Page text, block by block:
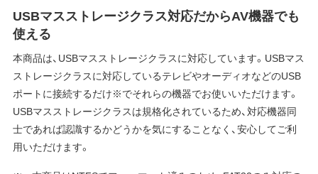
USBマスストレージクラス対応だからAV機器でも
使える
本商品は、USBマスストレージクラスに対応しています。USBマス
ストレージクラスに対応しているテレビやオーディオなどのUSB
ポートに接続するだけ※でそれらの機器でお使いいただけます。
USBマスストレージクラスは規格化されているため、対応機器同
士であれば認識するかどうかを気にすることなく、安心してご利
用いただけます。